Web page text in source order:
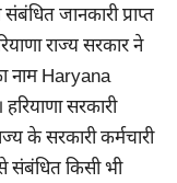
जानकारी प्राप्त
राज्य सरकार ने
नाम Haryana
सरकारी
के सरकारी कर्मचारी
किसी भी